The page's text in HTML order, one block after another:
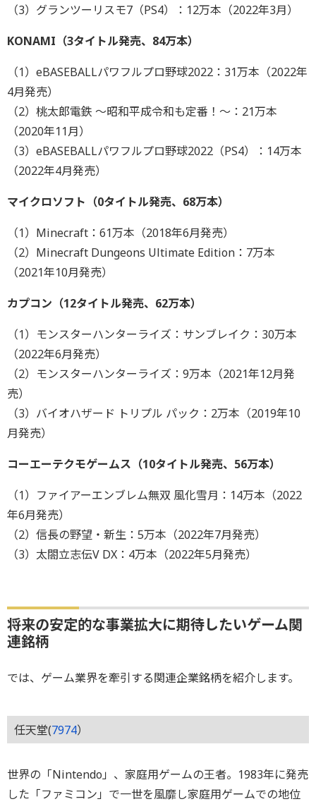
（3）グランツーリスモ7（PS4）：12万本（2022年3月）
KONAMI（3タイトル発売、84万本）
（1）eBASEBALLパワフルプロ野球2022：31万本（2022年
4月発売）
（2）桃太郎電鉄 ～昭和平成令和も定番！～：21万本
（2020年11月）
（3）eBASEBALLパワフルプロ野球2022（PS4）：14万本
（2022年4月発売）
マイクロソフト（0タイトル発売、68万本）
（1）Minecraft：61万本（2018年6月発売）
（2）Minecraft Dungeons Ultimate Edition：7万本
（2021年10月発売）
カプコン（12タイトル発売、62万本）
（1）モンスターハンターライズ：サンブレイク：30万本
（2022年6月発売）
（2）モンスターハンターライズ：9万本（2021年12月発
売）
（3）バイオハザード トリプル パック：2万本（2019年10
月発売）
コーエーテクモゲームス（10タイトル発売、56万本）
（1）ファイアーエンブレム無双 風化雪月：14万本（2022
年6月発売）
（2）信長の野望・新生：5万本（2022年7月発売）
（3）太閤立志伝V DX：4万本（2022年5月発売）
将来の安定的な事業拡大に期待したいゲーム関
連銘柄
では、ゲーム業界を牽引する関連企業銘柄を紹介します。
任天堂(7974）
世界の「Nintendo」、家庭用ゲームの王者。1983年に発売
した「ファミコン」で一世を風靡し家庭用ゲームでの地位